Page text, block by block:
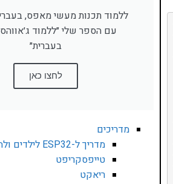
ללמוד תכנות מעשי מאפס,
עם הספר שלי ״ללמוד
בעברית״
לחצו כאן
מדריכים
מדריך ל-ESP32 לילדים ולהורים מאפס
טייפסקריפט
ריאקט